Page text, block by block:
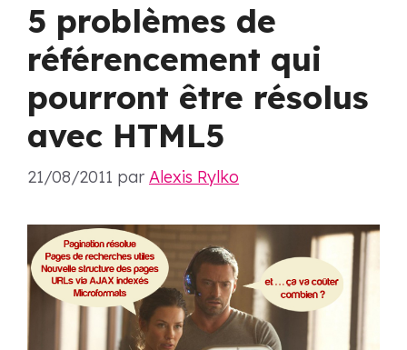
5 problèmes de
référencement qui
pourront être résolus
avec HTML5
21/08/2011 par Alexis Rylko